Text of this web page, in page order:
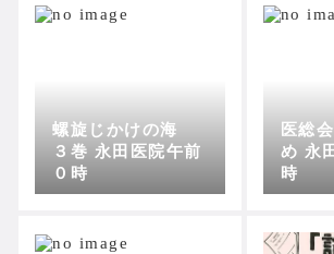
螺旋じかけの海
３巻 永田医院午前
０時
医総
め 永
時